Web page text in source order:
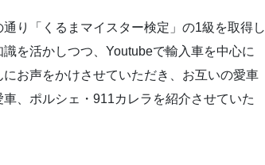
り「くるまマイスター検定」の1級を取得し
を活かしつつ、Youtubeで輸入車を中心に
お声をかけさせていただき、お互いの愛車
、ポルシェ・911カレラを紹介させていた